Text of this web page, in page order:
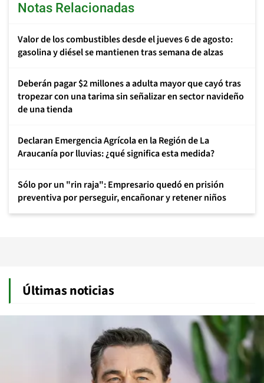
Notas Relacionadas
Valor de los combustibles desde el jueves 6 de agosto:
gasolina y diésel se mantienen tras semana de alzas
Deberán pagar $2 millones a adulta mayor que cayó tras
tropezar con una tarima sin señalizar en sector navideño
de una tienda
Declaran Emergencia Agrícola en la Región de La
Araucanía por lluvias: ¿qué significa esta medida?
Sólo por un "rin raja": Empresario quedó en prisión
preventiva por perseguir, encañonar y retener niños
Últimas noticias